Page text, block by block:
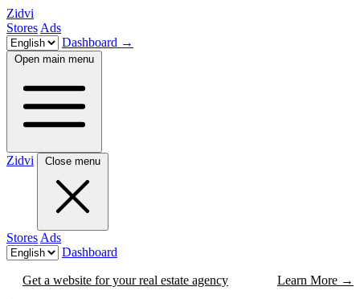
Zidvi
Stores Ads
Dashboard →
Open main menu
Zidvi Close menu
Stores Ads
Dashboard
Get a website for your real estate agency Learn More →